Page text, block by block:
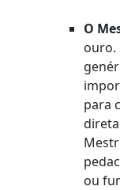
O
ouro.
para
ou